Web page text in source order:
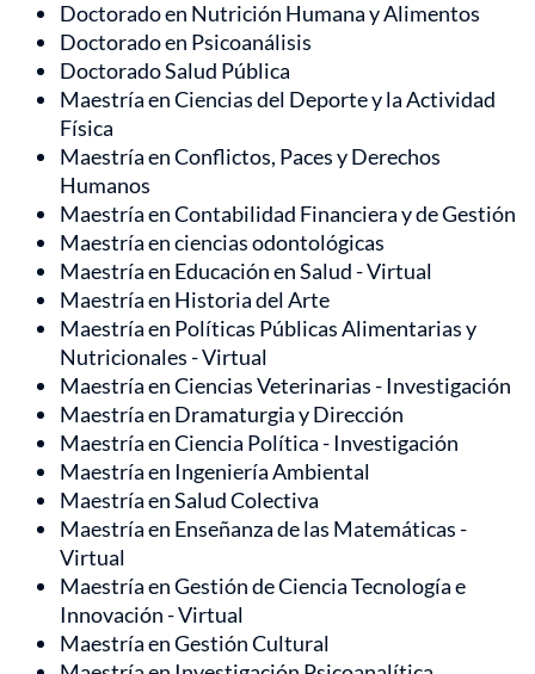
Doctorado en Nutrición Humana y Alimentos
Doctorado en Psicoanálisis
Doctorado Salud Pública
Maestría en Ciencias del Deporte y la Actividad
Física
Maestría en Conflictos, Paces y Derechos
Humanos
Maestría en Contabilidad Financiera y de Gestión
Maestría en ciencias odontológicas
Maestría en Educación en Salud - Virtual
Maestría en Historia del Arte
Maestría en Políticas Públicas Alimentarias y
Nutricionales - Virtual
Maestría en Ciencias Veterinarias - Investigación
Maestría en Dramaturgia y Dirección
Maestría en Ciencia Política - Investigación
Maestría en Ingeniería Ambiental
Maestría en Salud Colectiva
Maestría en Enseñanza de las Matemáticas -
Virtual
Maestría en Gestión de Ciencia Tecnología e
Innovación - Virtual
Maestría en Gestión Cultural